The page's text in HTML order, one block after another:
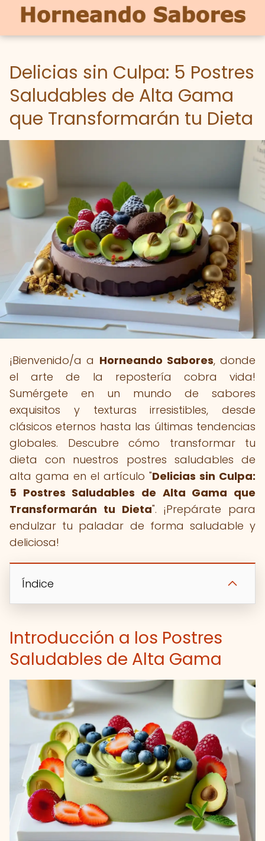
Delicias sin Culpa: 5 Postres
Saludables de Alta Gama
que Transformarán tu Dieta
¡Bienvenido/a a Horneando Sabores, donde
el arte de la repostería cobra vida!
Sumérgete en un mundo de sabores
exquisitos y texturas irresistibles, desde
clásicos eternos hasta las últimas tendencias
globales. Descubre cómo transformar tu
dieta con nuestros postres saludables de
alta gama en el artículo "Delicias sin Culpa:
5 Postres Saludables de Alta Gama que
Transformarán tu Dieta". ¡Prepárate para
endulzar tu paladar de forma saludable y
deliciosa!
Índice
Introducción a los Postres
Saludables de Alta Gama